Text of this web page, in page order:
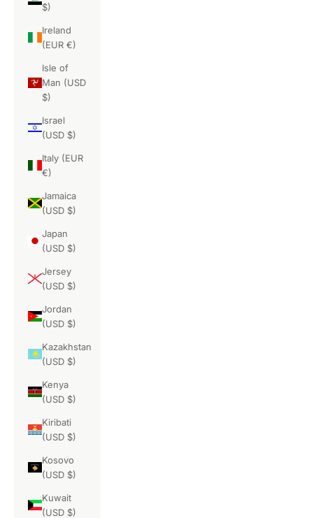
$)
Ireland
(EUR €)
Isle of
Man (USD
$)
Israel
(USD $)
Italy (EUR
€)
Jamaica
(USD $)
Japan
(USD $)
Jersey
(USD $)
Jordan
(USD $)
Kazakhstan
(USD $)
Kenya
(USD $)
Kiribati
(USD $)
Kosovo
(USD $)
Kuwait
(USD $)